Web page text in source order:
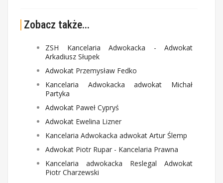
Zobacz także...
ZSH Kancelaria Adwokacka - Adwokat
Arkadiusz Słupek
Adwokat Przemysław Fedko
Kancelaria Adwokacka adwokat Michał
Partyka
Adwokat Paweł Cypryś
Adwokat Ewelina Lizner
Kancelaria Adwokacka adwokat Artur Ślemp
Adwokat Piotr Rupar - Kancelaria Prawna
Kancelaria adwokacka Reslegal Adwokat
Piotr Charzewski